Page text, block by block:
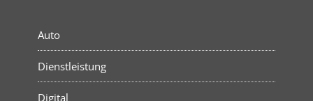
Auto
Dienstleistung
Digital